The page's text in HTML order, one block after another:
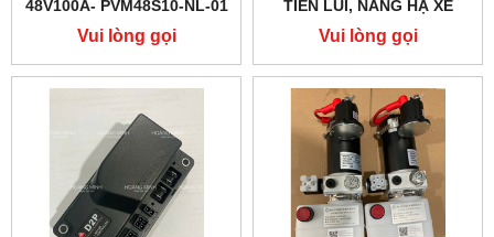
48V100A- PVM48S10-NL-01
(PTE20Q)
Vui lòng gọi
TIẾN LÙI, NÂNG HẠ XE
NÂNG ĐIỆN PTE15QA
Vui lòng gọi